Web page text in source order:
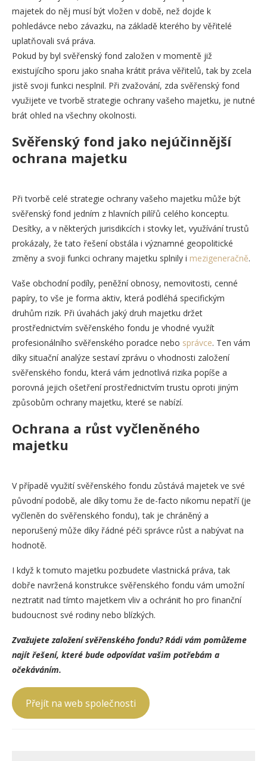
majetek do něj musí být vložen v době, než dojde k
pohledávce nebo závazku, na základě kterého by věřitelé
uplatňovali svá práva.
Pokud by byl svěřenský fond založen v momentě již
existujícího sporu jako snaha krátit práva věřitelů, tak by zcela
jistě svoji funkci nesplnil. Při zvažování, zda svěřenský fond
využijete ve tvorbě strategie ochrany vašeho majetku, je nutné
brát ohled na všechny okolnosti.
Svěřenský fond jako nejúčinnější
ochrana majetku
Při tvorbě celé strategie ochrany vašeho majetku může být
svěřenský fond jedním z hlavních pilířů celého konceptu.
Desítky, a v některých jurisdikcích i stovky let, využívání trustů
prokázaly, že tato řešení obstála i významné geopolitické
změny a svoji funkci ochrany majetku splnily i mezigeneračně.
Vaše obchodní podíly, peněžní obnosy, nemovitosti, cenné
papíry, to vše je forma aktiv, která podléhá specifickým
druhům rizik. Při úvahách jaký druh majetku držet
prostřednictvím svěřenského fondu je vhodné využít
profesionálního svěřenského poradce nebo správce. Ten vám
díky situační analýze sestaví zprávu o vhodnosti založení
svěřenského fondu, která vám jednotlivá rizika popíše a
porovná jejich ošetření prostřednictvím trustu oproti jiným
způsobům ochrany majetku, které se nabízí.
Ochrana a růst vyčleněného
majetku
V případě využití svěřenského fondu zůstává majetek ve své
původní podobě, ale díky tomu že de-facto nikomu nepatří (je
vyčleněn do svěřenského fondu), tak je chráněný a
neporušený může díky řádné péči správce růst a nabývat na
hodnotě.
I když k tomuto majetku pozbudete vlastnická práva, tak
dobře navržená konstrukce svěřenského fondu vám umožní
neztratit nad tímto majetkem vliv a ochránit ho pro finanční
budoucnost své rodiny nebo blízkých.
Zvažujete založení svěřenského fondu? Rádi vám pomůžeme
najít řešení, které bude odpovídat vašim potřebám a
očekáváním.
Přejít na web společnosti